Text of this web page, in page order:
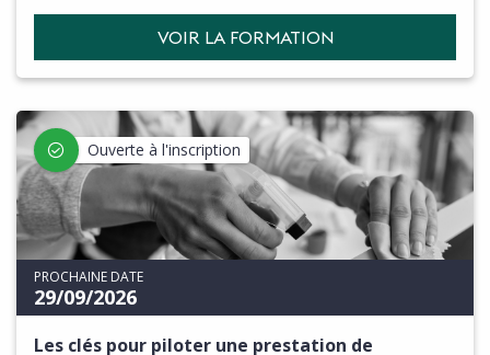
VOIR LA FORMATION
Ouverte à l'inscription
PROCHAINE DATE
29/09/2026
Les clés pour piloter une prestation de